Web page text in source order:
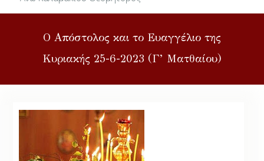
Ο Απόστολος και το Ευαγγέλιο της
Κυριακής 25-6-2023 (Γ’ Ματθαίου)